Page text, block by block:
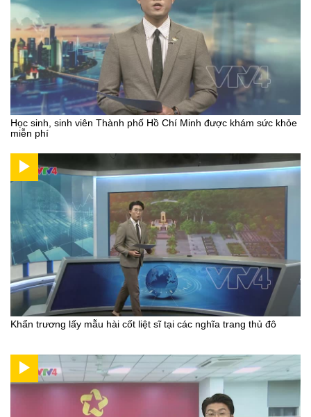
Học sinh, sinh viên Thành phố Hồ Chí Minh được khám sức khỏe
miễn phí
Khẩn trương lấy mẫu hài cốt liệt sĩ tại các nghĩa trang thủ đô